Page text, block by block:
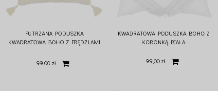
FUTRZANA PODUSZKA
KWADRATOWA BOHO Z FRĘDZLAMI
99,00 zł
KWADRATOWA PODUSZKA BOHO Z
KORONKĄ BIAŁA
99,00 zł